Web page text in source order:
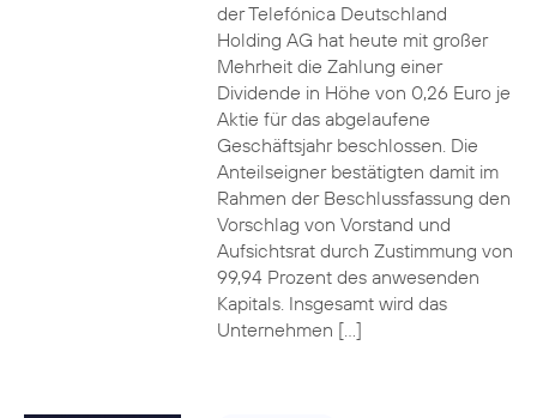
der Telefónica Deutschland
Holding AG hat heute mit großer
Mehrheit die Zahlung einer
Dividende in Höhe von 0,26 Euro je
Aktie für das abgelaufene
Geschäftsjahr beschlossen. Die
Anteilseigner bestätigten damit im
Rahmen der Beschlussfassung den
Vorschlag von Vorstand und
Aufsichtsrat durch Zustimmung von
99,94 Prozent des anwesenden
Kapitals. Insgesamt wird das
Unternehmen […]